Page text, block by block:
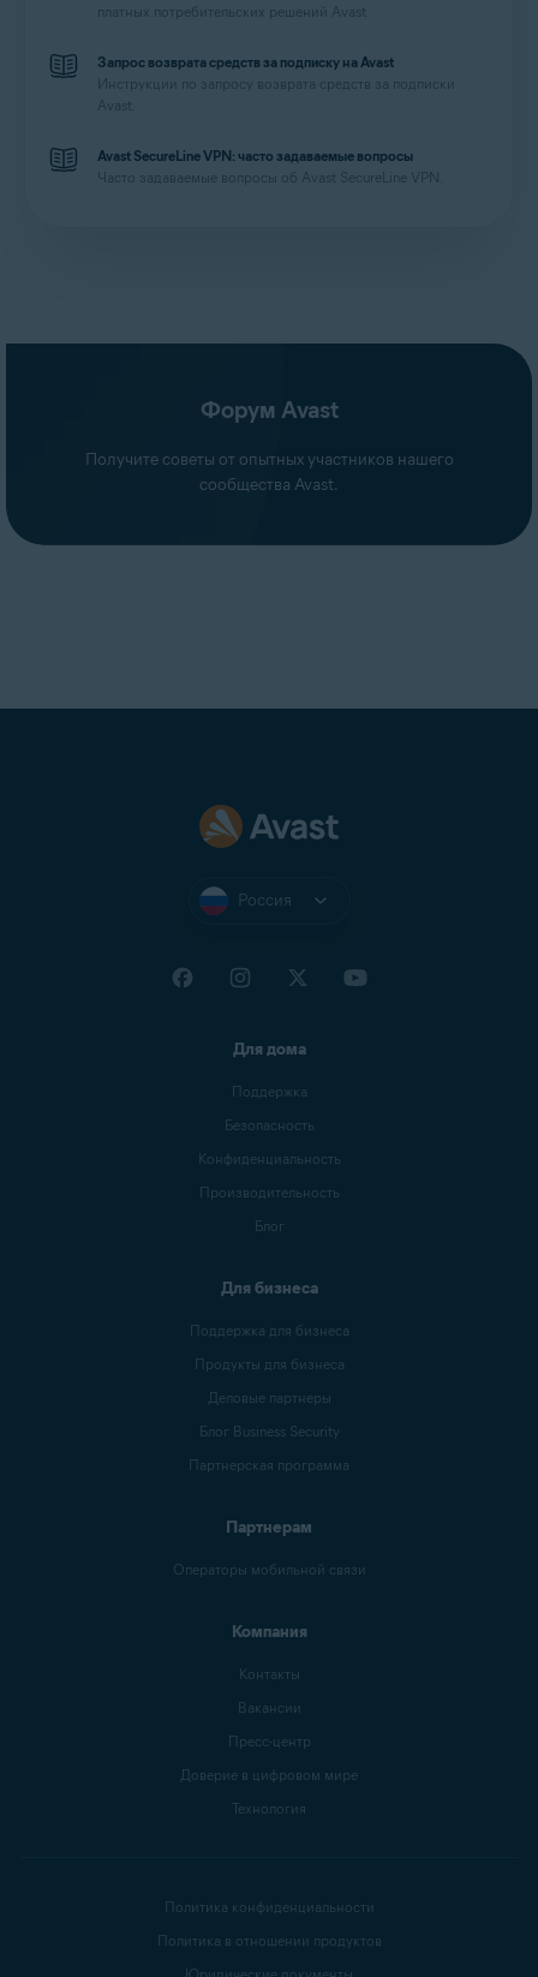
платных потребительских решений Avast.
Запрос возврата средств за подписку на Avast
Инструкции по запросу возврата средств за подписки
Avast.
Avast SecureLine VPN: часто задаваемые вопросы
Часто задаваемые вопросы об Avast SecureLine VPN.
Форум Avast
Получите советы от опытных участников нашего
сообщества Avast.
Россия
Для дома
Поддержка
Безопасность
Конфиденциальность
Производительность
Блог
Для бизнеса
Поддержка для бизнеса
Продукты для бизнеса
Деловые партнеры
Блог Business Security
Партнерская программа
Партнерам
Операторы мобильной связи
Компания
Контакты
Вакансии
Пресс-центр
Доверие в цифровом мире
Технология
Политика конфиденциальности
Политика в отношении продуктов